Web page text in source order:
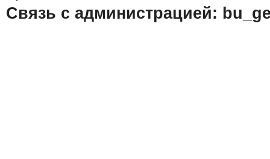
Связь с администрацией: